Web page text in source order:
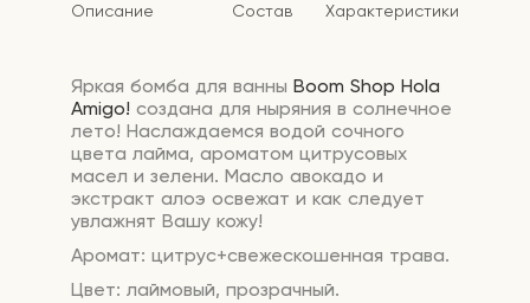
Описание Состав Характеристики
Яркая бомба для ванны Boom Shop Hola
Amigo! создана для ныряния в солнечное
лето! Наслаждаемся водой сочного
цвета лайма, ароматом цитрусовых
масел и зелени. Масло авокадо и
экстракт алоэ освежат и как следует
увлажнят Вашу кожу!
Аромат: цитрус+свежескошенная трава.
Цвет: лаймовый, прозрачный.